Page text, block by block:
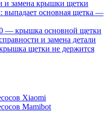
выпадает основная щетка —
щетки не держится
Xiaomi
Mamibot